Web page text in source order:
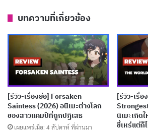
มุ่งมั่นที่จะทำในสิ่งที่ถูกต้องอย่างแท้จริง
ตอนแรกของอนิเมะแสดงให้เห็นชีวิตข
ตั้งแต่วัยเด็กที่เขาหลงใหลในมาสค์ไรเ
มัธยม ที่เขาถูกหลอกให้คิดว่ามีสาวมา
แล้วเป็นเพียงการลงโทษของเธอจาก
โดดเดี่ยวที่มาจากความปรารถนาอย่าง
มาสค์ไรเดอร์ทำให้เขาถูกมองว่าเป็น
บทความที่เกี่ยวข้อง
[รีวิว-เรื่องย่อ] Forsaken
Saintess (2026) อนิเมะต่างโลก
ของสาวแคมป์ที่ถูกปฏิเสธ
เผยแพร่เมื่อ: 4 สัปดาห์ ที่ผ่านมา
[รีวิว-เรื่อ
นิเมะเกิด
ขี้เหร่แต่ก็